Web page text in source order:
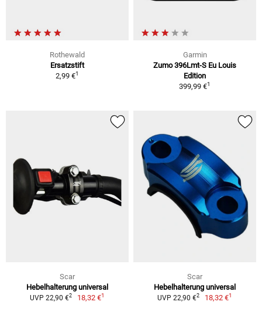
Rothewald
Ersatzstift
2,99 €1
Garmin
Zumo 396Lmt-S Eu Louis
Edition
399,99 €1
Scar
Hebelhalterung universal
UVP 22,90 €2 18,32 €1
Scar
Hebelhalterung universal
UVP 22,90 €2 18,32 €1